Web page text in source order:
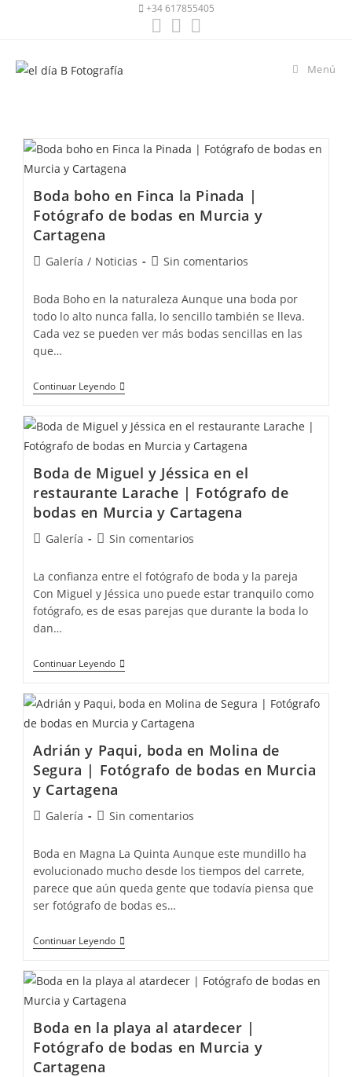
+34 617855405
Menú
Boda boho en Finca la Pinada |
Fotógrafo de bodas en Murcia y
Cartagena
Galería / Noticias Sin comentarios
Boda Boho en la naturaleza Aunque una boda por
todo lo alto nunca falla, lo sencillo también se lleva.
Cada vez se pueden ver más bodas sencillas en las
que…
Continuar Leyendo
Boda de Miguel y Jéssica en el
restaurante Larache | Fotógrafo de
bodas en Murcia y Cartagena
Galería Sin comentarios
La confianza entre el fotógrafo de boda y la pareja
Con Miguel y Jéssica uno puede estar tranquilo como
fotógrafo, es de esas parejas que durante la boda lo
dan…
Continuar Leyendo
Adrián y Paqui, boda en Molina de
Segura | Fotógrafo de bodas en Murcia
y Cartagena
Galería Sin comentarios
Boda en Magna La Quinta Aunque este mundillo ha
evolucionado mucho desde los tiempos del carrete,
parece que aún queda gente que todavía piensa que
ser fotógrafo de bodas es…
Continuar Leyendo
Boda en la playa al atardecer |
Fotógrafo de bodas en Murcia y
Cartagena